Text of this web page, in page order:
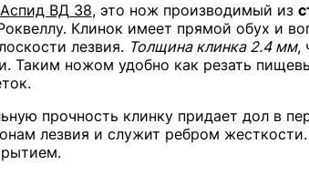
ВД 38, это нож производимый из
Клинок имеет прямой обух и
лезвия. Толщина клинка 2.4 мм,
Таким ножом удобно как резать
прочность клинку придает дол в
лезвия и служит ребром